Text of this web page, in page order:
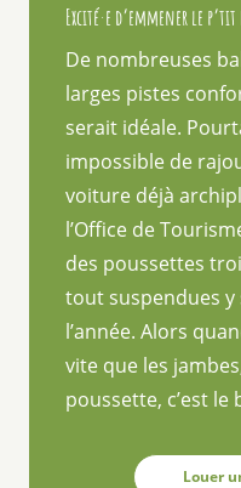
Excité·e d’emmener le
De nombreuses
larges pistes
serait idéale.
impossible de
voiture déjà
l’Office de
des poussettes
tout suspendues
l’année. Alors
vite que les
poussette, c’est le
Louer